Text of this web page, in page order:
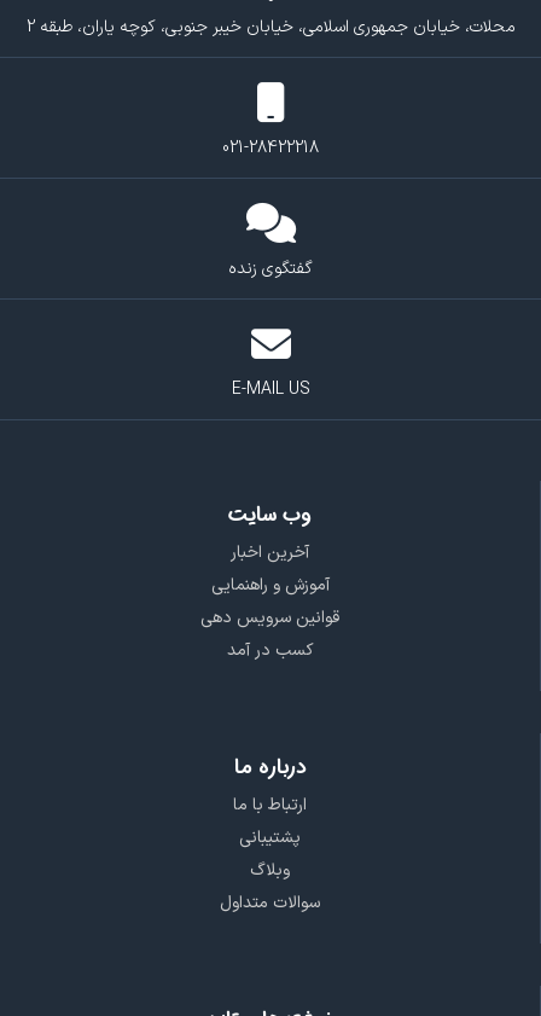
محلات، خیابان جمهوری اسلامی، خیابان خیبر جنوبی، کوچه یاران، طبقه 2
021-28422218
گفتگوی زنده
E-MAIL US
وب سایت
آخرین اخبار
آموزش و راهنمایی
قوانین سرویس دهی
کسب در آمد
درباره ما
ارتباط با ما
پشتیبانی
وبلاگ
سوالات متداول